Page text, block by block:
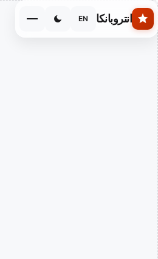
Skip to main content
انتروبانكا EN